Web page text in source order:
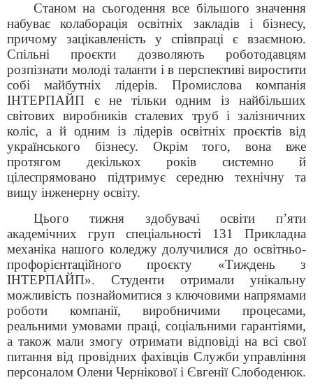
Станом на сьогодення все більшого значення
набуває колаборація освітніх закладів і бізнесу,
причому зацікавленість у співпраці є взаємною.
Спільні проєкти дозволяють роботодавцям
розпізнати молоді таланти і в перспективі виростити
собі майбутніх лідерів. Промислова компанія
ІНТЕРПАЙП є не тільки одним із найбільших
світових виробників сталевих труб і залізничних
коліс, а й одним із лідерів освітніх проєктів від
українського бізнесу. Окрім того, вона вже
протягом декількох років системно й
цілеспрямовано підтримує середню технічну та
вищу інженерну освіту.
Цього тижня здобувачі освіти п’яти
академічних груп спеціальності 131 Прикладна
механіка нашого коледжу долучилися до освітньо-
профорієнтаційного проєкту «Тиждень з
ІНТЕРПАЙП». Студенти отримали унікальну
можливість познайомитися з ключовими напрямами
роботи компанії, виробничими процесами,
реальними умовами праці, соціальними гарантіями,
а також мали змогу отримати відповіді на всі свої
питання від провідних фахівців Служби управління
персоналом Олени Чернікової і Євгенії Слободенюк.